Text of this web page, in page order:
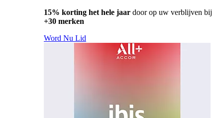
15% korting het hele jaar door op uw verblijven bij
+30 merken
Word Nu Lid